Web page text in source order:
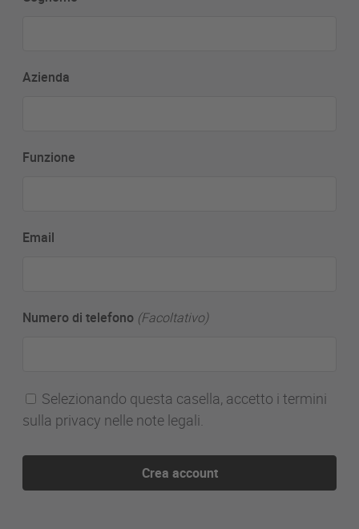
Azienda
Funzione
Email
Numero di telefono (Facoltativo)
Selezionando questa casella, accetto i termini
sulla privacy nelle note legali.
Crea account